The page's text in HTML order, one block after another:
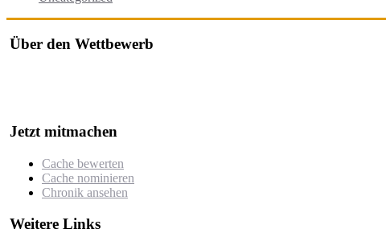
Über den Wettbewerb
Jetzt mitmachen
Cache bewerten
Cache nominieren
Chronik ansehen
Weitere Links